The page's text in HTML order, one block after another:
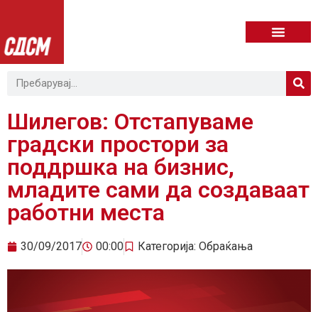
Шилегов: Отстапуваме
градски простори за
поддршка на бизнис,
младите сами да создаваат
работни места
30/09/2017 00:00 Категорија: Обраќања